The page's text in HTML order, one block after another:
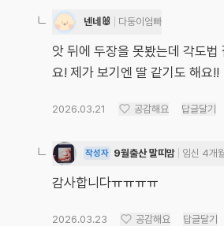
넨네🐰 다둥이엄빠
앗 뒤에 두장을 못봤는데 각도법
요! 제가 보기엔 딸 같기도 해요!!
2026.03.21 공감해요 답글달기
작성자 9월출산 말띠맘 임신 4개
감사합니다ㅠㅠㅠㅠ
2026.03.23 공감해요 답글달기